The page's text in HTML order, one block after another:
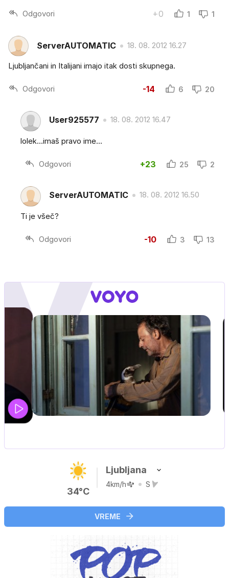
Odgovori +0 1 1
ServerAUTOMATIC 18. 08. 2012 16.27
Ljubljančani in Italijani imajo itak dosti skupnega.
Odgovori -14 6 20
User925577 18. 08. 2012 16.47
lolek...imaš pravo ime...
Odgovori +23 25 2
ServerAUTOMATIC 18. 08. 2012 16.50
Ti je všeč?
Odgovori -10 3 13
34°C
Ljubljana
4km/h S
VREME